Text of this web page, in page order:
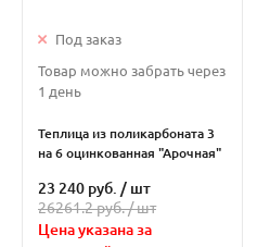
Под заказ
Товар можно забрать через
1 день
Теплица из поликарбоната 3
на 6 оцинкованная "Арочная"
23 240 руб. / шт
26261.2 руб. /шт
Цена указана за